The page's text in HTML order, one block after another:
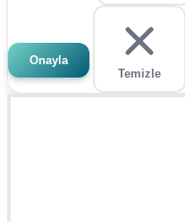
Onayla
Temizle